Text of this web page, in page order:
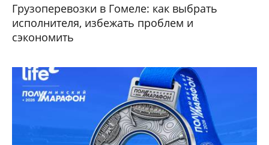
Грузоперевозки в Гомеле: как выбрать
исполнителя, избежать проблем и
сэкономить